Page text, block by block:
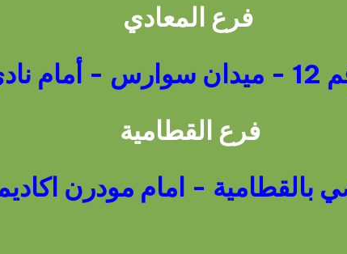
فرع المعادي
فرع القطامية
بالقطامية - امام مودرن